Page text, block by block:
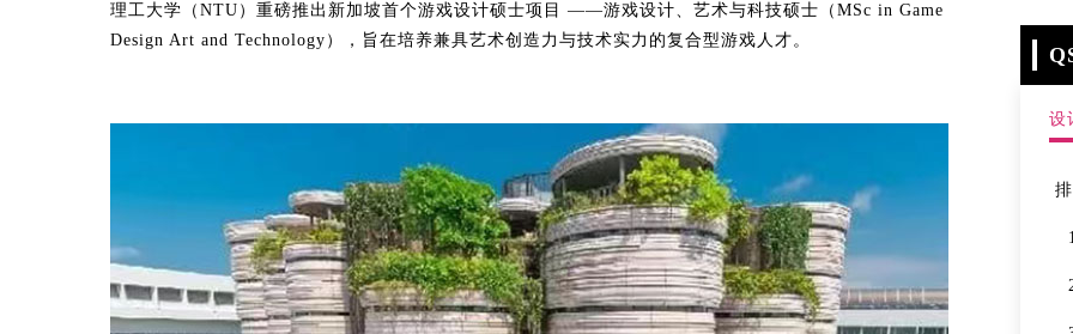
理工大学（NTU）重磅推出新加坡首个游戏设计硕士项目 ——游戏设计、艺术与科技硕士（MSc in Game
Design Art and Technology），旨在培养兼具艺术创造力与技术实力的复合型游戏人才。
设